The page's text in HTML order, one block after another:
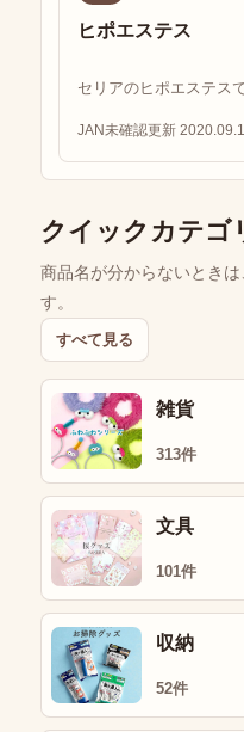
ヒポエステス
セリアのヒポエステス
JAN未確認更新
クイックカテゴ
商品名が分からないとき
す。
すべて見る
雑貨
313件
文具
101件
収納
52件